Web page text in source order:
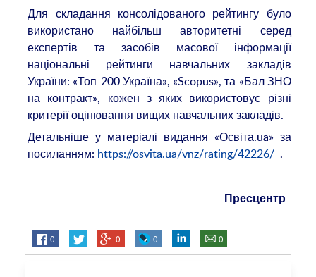
Для складання консолідованого рейтингу було
використано найбільш авторитетні серед
експертів та засобів масової інформації
національні рейтинги навчальних закладів
України: «Топ-200 Україна», «Scopus», та «Бал ЗНО
на контракт», кожен з яких використовує різні
критерії оцінювання вищих навчальних закладів.
Детальніше у матеріалі видання «Освіта.ua» за
посиланням: https://osvita.ua/vnz/rating/42226/ .
Пресцентр
0 0 0 0